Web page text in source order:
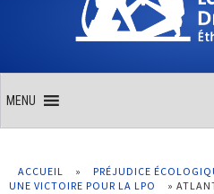
MENU
ACCUEIL »
PRÉJUDICE
UNE VICTOIRE POUR LA LPO
»